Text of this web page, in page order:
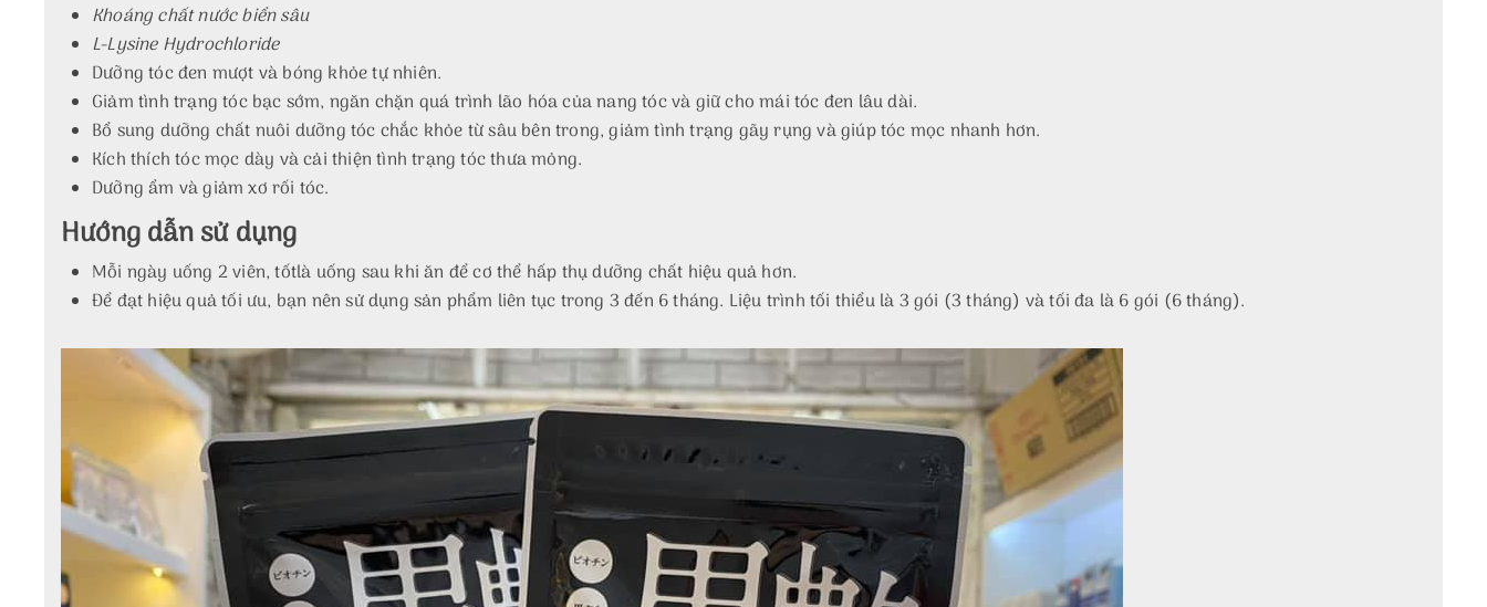
Khoáng chất nước biển sâu
L-Lysine Hydrochloride
Dưỡng tóc đen mượt và bóng khỏe tự nhiên.
Giảm tình trạng tóc bạc sớm, ngăn chặn quá trình lão hóa của nang tóc và giữ cho mái tóc đen lâu dài.
Bổ sung dưỡng chất nuôi dưỡng tóc chắc khỏe từ sâu bên trong, giảm tình trạng gãy rụng và giúp tóc mọc nhanh hơn.
Kích thích tóc mọc dày và cải thiện tình trạng tóc thưa mỏng.
Dưỡng ẩm và giảm xơ rối tóc.
Hướng dẫn sử dụng
Mỗi ngày uống 2 viên, tốtlà uống sau khi ăn để cơ thể hấp thụ dưỡng chất hiệu quả hơn.
Để đạt hiệu quả tối ưu, bạn nên sử dụng sản phẩm liên tục trong 3 đến 6 tháng. Liệu trình tối thiểu là 3 gói (3 tháng) và tối đa là 6 gói (6 tháng).